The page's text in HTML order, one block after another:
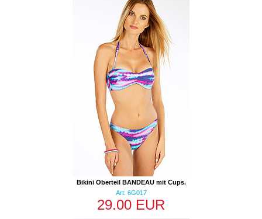
Bikini Oberteil BANDEAU mit Cups.
Art: 6G017
29.00 EUR